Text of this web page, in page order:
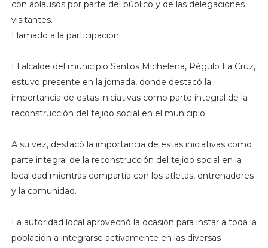
con aplausos por parte del público y de las delegaciones
visitantes.
Llamado a la participación
El alcalde del municipio Santos Michelena, Régulo La Cruz,
estuvo presente en la jornada, donde destacó la
importancia de estas iniciativas como parte integral de la
reconstrucción del tejido social en el municipio.
A su vez, destacó la importancia de estas iniciativas como
parte integral de la reconstrucción del tejido social en la
localidad mientras compartía con los atletas, entrenadores
y la comunidad.
La autoridad local aprovechó la ocasión para instar a toda la
población a integrarse activamente en las diversas